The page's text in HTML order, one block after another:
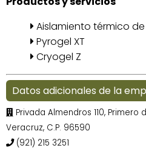
Aislamiento térmico
Pyrogel XT
Cryogel Z
Datos adicionales de la
Privada Almendros 110,
Veracruz, C.P. 96590
(921) 215 3251